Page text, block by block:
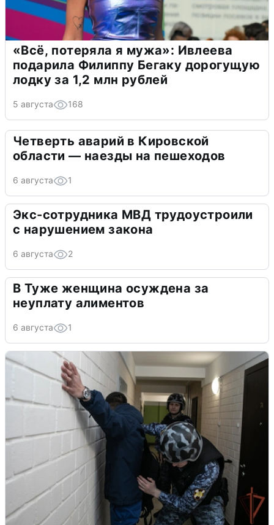
«Всё, потеряла я мужа»: Ивлеева
подарила Филиппу Бегаку дорогущую
лодку за 1,2 млн рублей
5 августа 168
Четверть аварий в Кировской
области — наезды на пешеходов
6 августа 1
Экс-сотрудника МВД трудоустроили
с нарушением закона
6 августа 2
В Туже женщина осуждена за
неуплату алиментов
6 августа 1